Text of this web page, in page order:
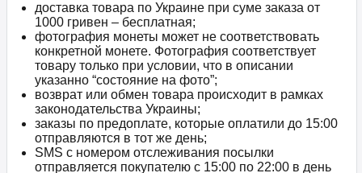
доставка товара по Украине при суме заказа от
1000 гривен – бесплатная;
фотография монеты может не соответствовать
конкретной монете. Фотография соответствует
товару только при условии, что в описании
указанно “состояние на фото”;
возврат или обмен товара происходит в рамках
законодательства Украины;
заказы по предоплате, которые оплатили до 15:00
отправляются в тот же день;
SMS с номером отслеживания посылки
отправляется покупателю с 15:00 по 22:00 в день